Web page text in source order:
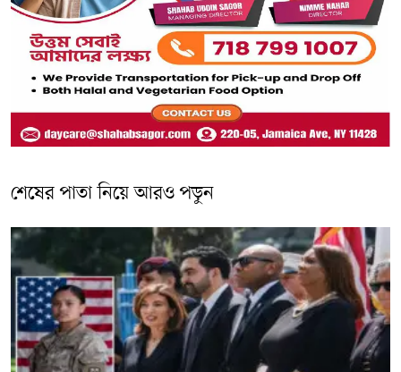
শেষের পাতা নিয়ে আরও পড়ুন